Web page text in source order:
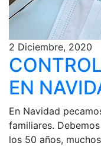
2 Diciembre, 2020
EN
En Navidad
familiares.
los 50 años,